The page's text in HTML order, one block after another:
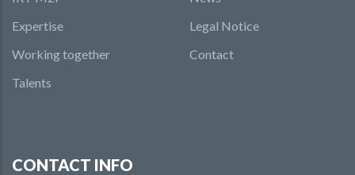
Expertise
Working together
Talents
Legal Notice
Contact
CONTACT INFO